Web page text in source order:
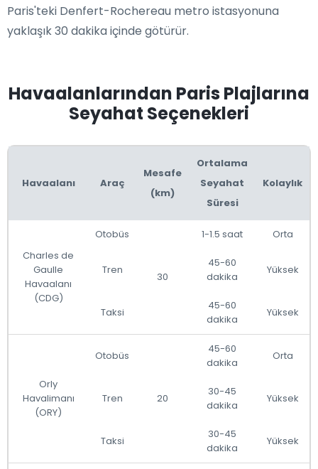
Paris'teki Denfert-Rochereau metro istasyonuna
yaklaşık 30 dakika içinde götürür.
Havaalanlarından Paris Plajlarına
Seyahat Seçenekleri
Havaalanı Araç
Mesafe
(km)
Ortalama
Seyahat
Süresi
Kolaylık
Charles de
Gaulle
Havaalanı
(CDG)
Otobüs
30
1-1.5 saat Orta
Tren
45-60
dakika
Yüksek
Taksi
45-60
dakika
Yüksek
Orly
Havalimanı
(ORY)
Otobüs
20
45-60
dakika
Orta
Tren
30-45
dakika
Yüksek
Taksi
30-45
dakika
Yüksek